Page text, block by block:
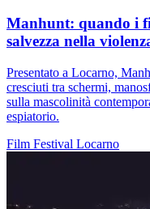
Manhunt: quando i
salvezza nella
Presentato a Locarno,
cresciuti tra schermi,
sulla mascolinità
espiatorio.
Film Festival Locarno